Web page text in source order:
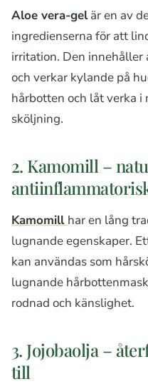
Aloe vera-gelär en av
ingredienserna för att
irritation. Den
och verkar kylande på
hårbotten och låt verka
sköljning.
2. Kamomill –
Kamomill har en lång
lugnande egenskaper.
kan användas som
lugnande
rodnad och känslighet.
3. Jojobaolja –
till